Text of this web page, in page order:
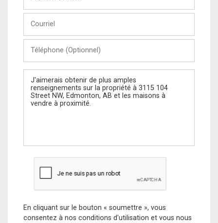
Nom
(Optionnel)
Message
En cliquant sur le bouton « soumettre », vous
consentez à nos conditions d'utilisation et vous nous